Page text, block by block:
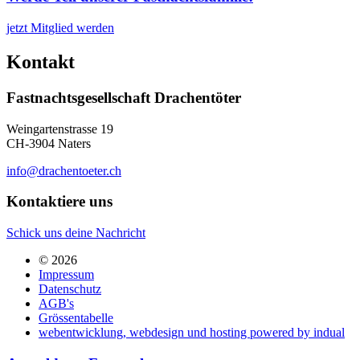
jetzt Mitglied werden
Kontakt
Fastnachtsgesellschaft Drachentöter
Weingartenstrasse 19
CH-3904 Naters
info@drachentoeter.ch
Kontaktiere uns
Schick uns deine Nachricht
© 2026
Impressum
Datenschutz
AGB's
Grössentabelle
webentwicklung, webdesign und hosting powered by indual